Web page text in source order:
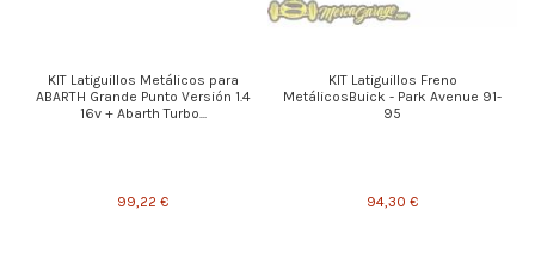
KIT Latiguillos Metálicos para
ABARTH Grande Punto Versión 1.4
16v + Abarth Turbo...
99,22 €
KIT Latiguillos Freno
MetálicosBuick - Park Avenue 91-
95
94,30 €